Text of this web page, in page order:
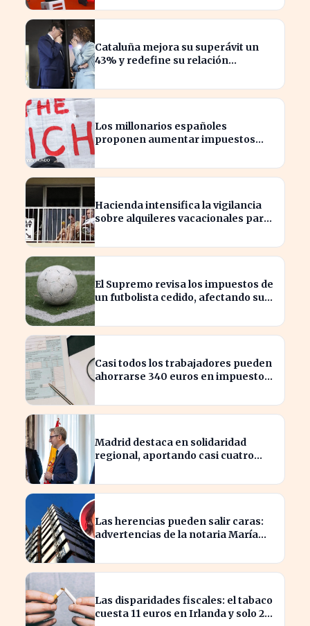
Cataluña mejora su superávit un
43% y redefine su relación
Los millonarios españoles
proponen aumentar impuestos
económica
Hacienda intensifica la vigilancia
sobre alquileres vacacionales para
El Supremo revisa los impuestos de
un futbolista cedido, afectando su
Casi todos los trabajadores pueden
ahorrarse 340 euros en impuestos,
Madrid destaca en solidaridad
regional, aportando casi cuatro
Las herencias pueden salir caras:
advertencias de la notaria María
Las disparidades fiscales: el tabaco
cuesta 11 euros en Irlanda y solo 2